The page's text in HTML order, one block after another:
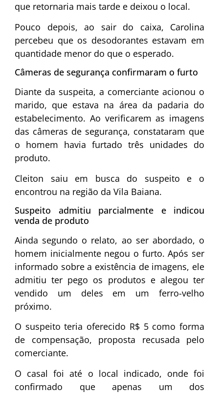
que retornaria mais tarde e deixou o local.
Pouco depois, ao sair do caixa, Carolina
percebeu que os desodorantes estavam em
quantidade menor do que o esperado.
Câmeras de segurança confirmaram o furto
Diante da suspeita, a comerciante acionou o
marido, que estava na área da padaria do
estabelecimento. Ao verificarem as imagens
das câmeras de segurança, constataram que
o homem havia furtado três unidades do
produto.
Cleiton saiu em busca do suspeito e o
encontrou na região da Vila Baiana.
Suspeito admitiu parcialmente e indicou
venda de produto
Ainda segundo o relato, ao ser abordado, o
homem inicialmente negou o furto. Após ser
informado sobre a existência de imagens, ele
admitiu ter pego os produtos e alegou ter
vendido um deles em um ferro-velho
próximo.
O suspeito teria oferecido R$ 5 como forma
de compensação, proposta recusada pelo
comerciante.
O casal foi até o local indicado, onde foi
confirmado que apenas um dos